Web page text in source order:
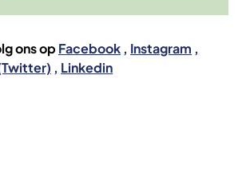
ons op Facebook
Instagram
Linkedin